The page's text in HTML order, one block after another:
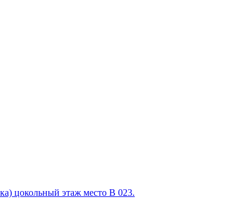
цокольный этаж место В 023.